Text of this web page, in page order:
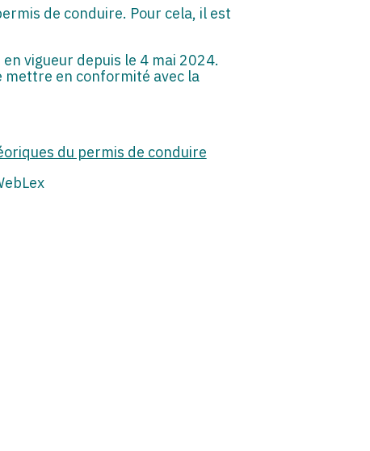
de conduire. Pour cela, il est
vigueur depuis le 4 mai 2024.
mettre en conformité avec la
du permis de conduire